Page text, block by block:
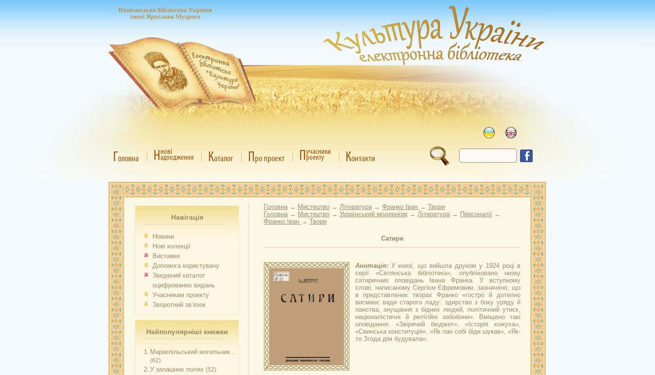
Головна Ннові
адходження Каталог Про проект Пучасники
роекту Контакти
Навігація
Новини
Нові колекції
Виставки
Допомога користувачу
Зведений каталог
оцифрованих видань
Учасникам проекту
Зворотний зв’язок
Найпопулярніші книжки
1. Маріюпільський могильник...
(62)
2. У запашних полях (52)
Головна → Мистецтво → Література → Франко Іван → Твори
Головна → Мистецтво → Український модернізм → Література → Персоналії →
Франко Іван → Твори
Сатири
Анотація:У книзі, що вийшла друком у 1924 році в
серії «Селянська бібліотека», опубліковано низку
сатиричних оповідань Івана Франка. У вступному
слові, написаному Сергієм Єфремовим, зазначено, що
в представлених творах Франко «гостро й дотепно
висміює вади старого ладу: здирство з боку уряду й
панства, знущання з бідних людей, політичний утиск,
націоналістичні й релігійні забобони». Вміщено такі
оповідання: «Звірячий бюджет», «Історія кожуха»,
«Свинська конституція», «Як пан собі біди шукав», «Як-
то Згода дім будувала».